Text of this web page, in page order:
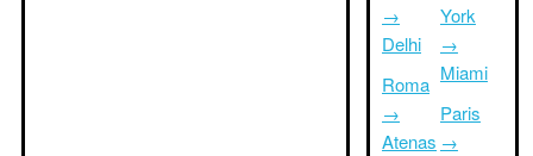
→
Delhi
Roma
→
Atenas
York
→
Miami
Paris
→